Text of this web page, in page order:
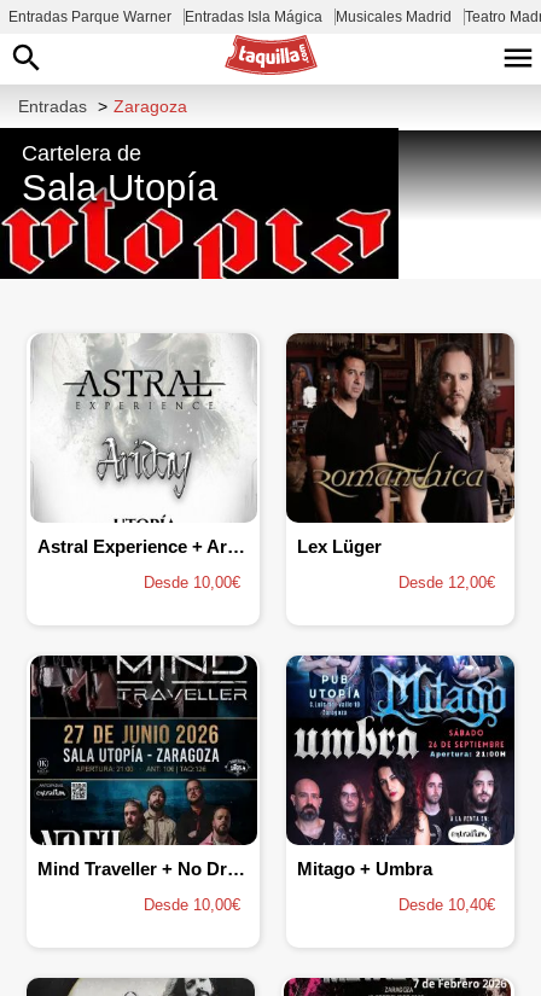
Entradas Parque Warner Entradas Isla Mágica Musicales Madrid Teatro
Entradas > Zaragoza
Cartelera de
Sala Utopía
Zaragoza, España
Astral Experience + Ariday
Desde 10,00€
Lex Lüger
Desde 12,00€
Mind Traveller + No Drop for Us
Desde 10,00€
Mitago + Umbra
Desde 10,40€